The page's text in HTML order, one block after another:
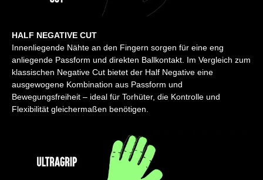
HALF NEGATIVE CUT
Innenliegende Nähte an den Fingern sorgen für eine eng
anliegende Passform und direkten Ballkontakt. Im Vergleich zum
klassischen Negative Cut bietet der Half Negative eine
ausgewogene Kombination aus Passform und
Bewegungsfreiheit – ideal für Torhüter, die Kontrolle und
Flexibilität gleichermaßen benötigen.